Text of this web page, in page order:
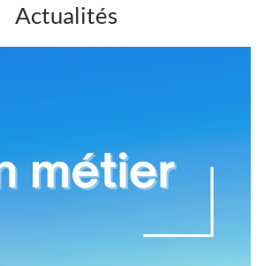
Actualités